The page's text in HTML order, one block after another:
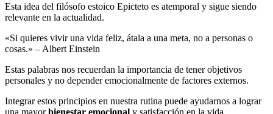
Esta idea del filósofo estoico Epicteto es atemporal y sigue siendo
relevante en la actualidad.
«Si quieres vivir una vida feliz, átala a una meta, no a personas o
cosas.» – Albert Einstein
Estas palabras nos recuerdan la importancia de tener objetivos
personales y no depender emocionalmente de factores externos.
Integrar estos principios en nuestra rutina puede ayudarnos a lograr
una mayorbienestar emocional y satisfacción en la vida.